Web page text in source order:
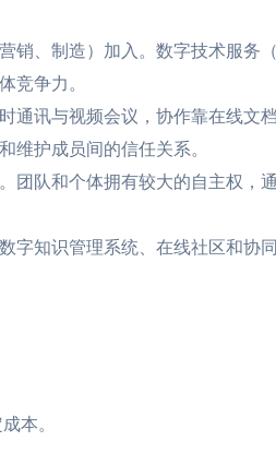
、制造）加入。数字技术服务
竞争力。
通讯与视频会议，协作靠在线文
护成员间的信任关系。
团队和个体拥有较大的自主权，
字知识管理系统、在线社区和协
本。